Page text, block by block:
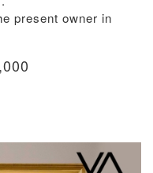
present owner in